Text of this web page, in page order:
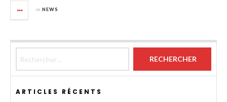
in NEWS
ARTICLES RÉCENTS